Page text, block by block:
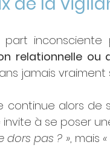
relationnelle ou
jamais vraiment
continue alors de
invite à se poser
dors pas ? », mais